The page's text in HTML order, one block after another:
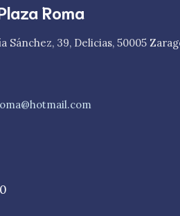
Roma
Sánchez, 39, Delicias, 50005